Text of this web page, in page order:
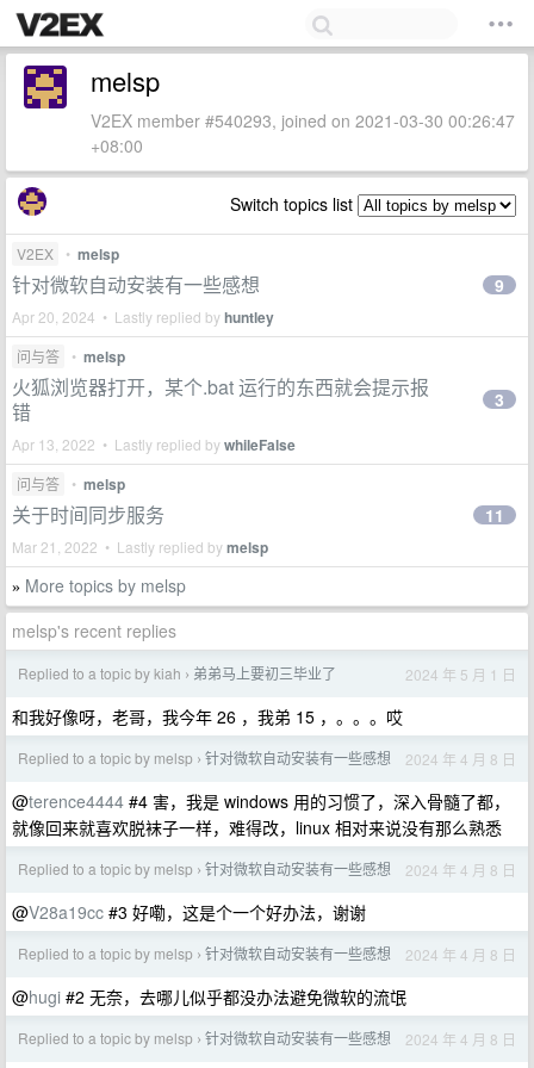
melsp
V2EX member #540293, joined on 2021-03-30 00:26:47
+08:00
Switch topics list
V2EX • melsp
针对微软自动安装有一些感想
Apr 20, 2024 • Lastly replied byhuntley
9
问与答 • melsp
火狐浏览器打开，某个.bat 运行的东西就会提示报
错
Apr 13, 2022 • Lastly replied bywhileFalse
3
问与答 • melsp
关于时间同步服务
Mar 21, 2022 • Lastly replied bymelsp
11
» More topics by melsp
melsp's recent replies
Replied to a topic by kiah › 弟弟马上要初三毕业了 2024 年 5 月 1 日
和我好像呀，老哥，我今年 26 ，我弟 15 ，。。。哎
Replied to a topic by melsp › 针对微软自动安装有一些感想 2024 年 4 月 8 日
@terence4444 #4 害，我是 windows 用的习惯了，深入骨髓了都，
就像回来就喜欢脱袜子一样，难得改，linux 相对来说没有那么熟悉
Replied to a topic by melsp › 针对微软自动安装有一些感想 2024 年 4 月 8 日
@V28a19cc #3 好嘞，这是个一个好办法，谢谢
Replied to a topic by melsp › 针对微软自动安装有一些感想 2024 年 4 月 8 日
@hugi #2 无奈，去哪儿似乎都没办法避免微软的流氓
Replied to a topic by melsp › 针对微软自动安装有一些感想 2024 年 4 月 8 日